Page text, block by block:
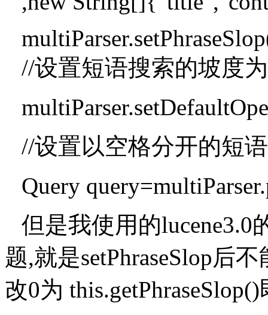
//设置短语搜索的坡度
//设置以空格分开的短
Query
但是我使用的lucene3.0
题,就是setPhraseSlop后
改0为